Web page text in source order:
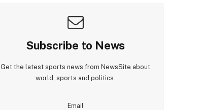
Subscribe to News
Get the latest sports news from NewsSite about
world, sports and politics.
Email